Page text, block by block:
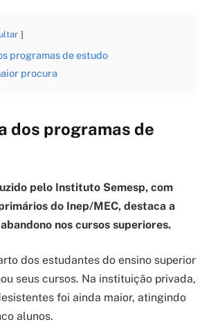
programas de estudo
procura
dos programas de
pelo Instituto Semesp, com
do Inep/MEC, destaca a
nos cursos superiores.
dos estudantes do ensino superior
seus cursos. Na instituição privada,
foi ainda maior, atingindo
alunos.